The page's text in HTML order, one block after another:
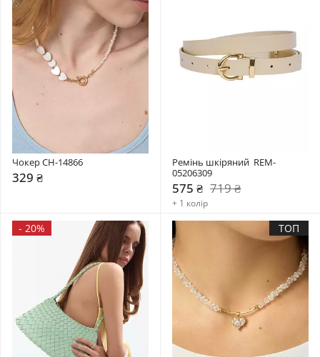
Чокер CH-14866
329 ₴
Ремінь шкіряний  REM-
05206309
575 ₴ 719 ₴
+ 1 колір
- 20% ТОП